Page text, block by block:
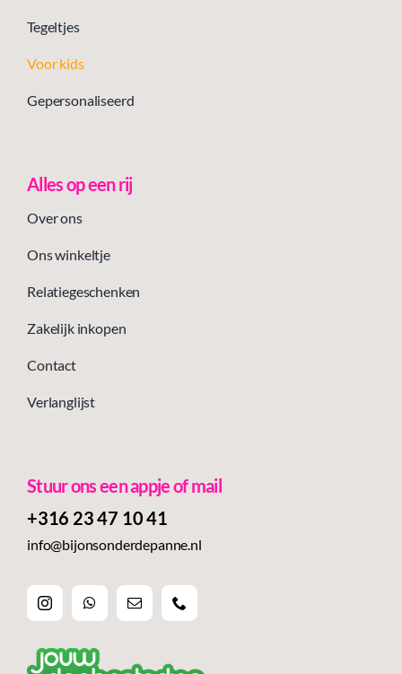
Tegeltjes
Voor kids
Gepersonaliseerd
Alles op een rij
Over ons
Ons winkeltje
Relatiegeschenken
Zakelijk inkopen
Contact
Verlanglijst
Stuur ons een appje of mail
+316 23 47 10 41‬
info@bijonsonderdepanne.nl